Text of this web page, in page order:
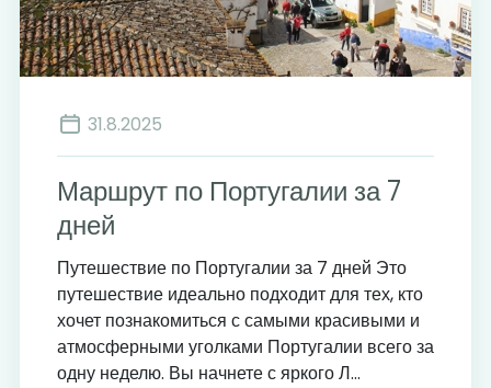
31.8.2025
Маршрут по Португалии за 7
дней
Путешествие по Португалии за 7 дней Это
путешествие идеально подходит для тех, кто
хочет познакомиться с самыми красивыми и
атмосферными уголками Португалии всего за
одну неделю. Вы начнете с яркого Л...